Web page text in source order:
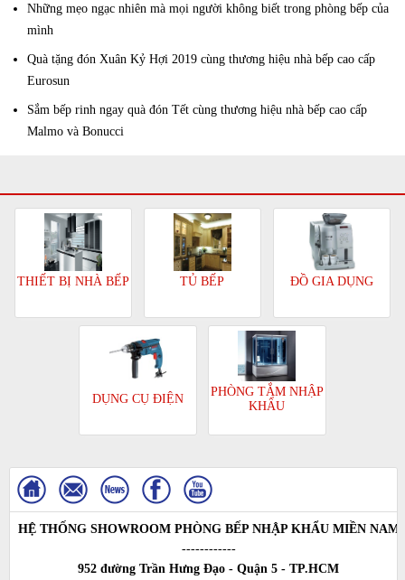
Những mẹo ngạc nhiên mà mọi người không biết trong phòng bếp của
mình
Quà tặng đón Xuân Kỷ Hợi 2019 cùng thương hiệu nhà bếp cao cấp
Eurosun
Sắm bếp rinh ngay quà đón Tết cùng thương hiệu nhà bếp cao cấp
Malmo và Bonucci
THIẾT BỊ NHÀ BẾP TỦ BẾP ĐỒ GIA DỤNG
DỤNG CỤ ĐIỆN
PHÒNG TẮM NHẬP
KHẨU
HỆ THỐNG SHOWROOM PHÒNG BẾP NHẬP KHẨU MIỀN NAM
------------
952 đường Trần Hưng Đạo - Quận 5 - TP.HCM